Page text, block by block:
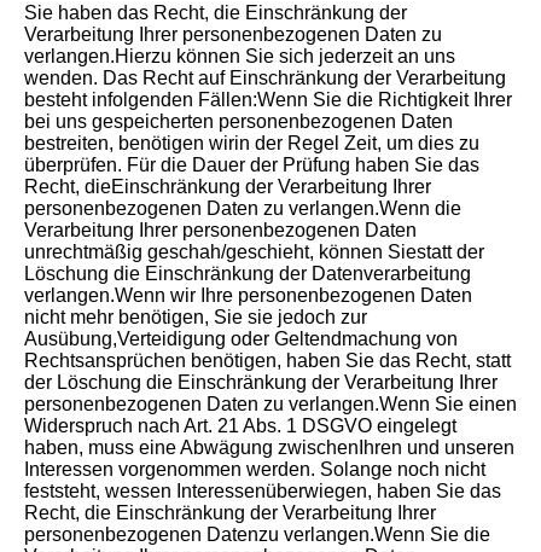
Sie haben das Recht, die Einschränkung der
Verarbeitung Ihrer personenbezogenen Daten zu
verlangen.Hierzu können Sie sich jederzeit an uns
wenden. Das Recht auf Einschränkung der Verarbeitung
besteht infolgenden Fällen:Wenn Sie die Richtigkeit Ihrer
bei uns gespeicherten personenbezogenen Daten
bestreiten, benötigen wirin der Regel Zeit, um dies zu
überprüfen. Für die Dauer der Prüfung haben Sie das
Recht, dieEinschränkung der Verarbeitung Ihrer
personenbezogenen Daten zu verlangen.Wenn die
Verarbeitung Ihrer personenbezogenen Daten
unrechtmäßig geschah/geschieht, können Siestatt der
Löschung die Einschränkung der Datenverarbeitung
verlangen.Wenn wir Ihre personenbezogenen Daten
nicht mehr benötigen, Sie sie jedoch zur
Ausübung,Verteidigung oder Geltendmachung von
Rechtsansprüchen benötigen, haben Sie das Recht, statt
der Löschung die Einschränkung der Verarbeitung Ihrer
personenbezogenen Daten zu verlangen.Wenn Sie einen
Widerspruch nach Art. 21 Abs. 1 DSGVO eingelegt
haben, muss eine Abwägung zwischenIhren und unseren
Interessen vorgenommen werden. Solange noch nicht
feststeht, wessen Interessenüberwiegen, haben Sie das
Recht, die Einschränkung der Verarbeitung Ihrer
personenbezogenen Datenzu verlangen.Wenn Sie die